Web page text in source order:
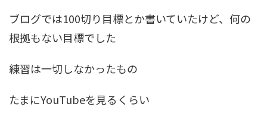
ブログでは100切り目標とか書いていたけど、何の
根拠もない目標でした
練習は一切しなかったもの
たまにYouTubeを見るくらい